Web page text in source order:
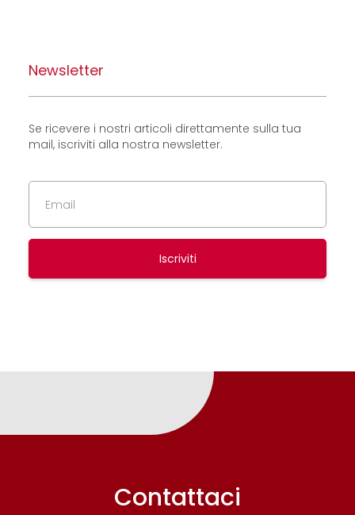
Newsletter
Se ricevere i nostri articoli direttamente sulla tua
mail, iscriviti alla nostra newsletter.
Iscriviti
Contattaci